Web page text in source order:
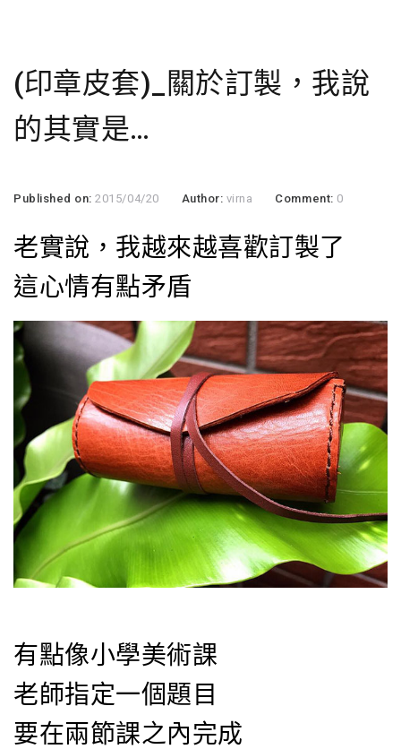
(印章皮套)_關於訂製，我說
的其實是…
Published on:2015/04/20 Author: virna Comment: 0
老實說，我越來越喜歡訂製了
這心情有點矛盾
有點像小學美術課
老師指定一個題目
要在兩節課之內完成